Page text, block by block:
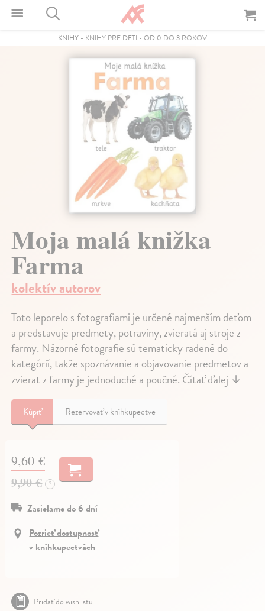
KNIHY - KNIHY PRE DETI - OD 0 DO 3 ROKOV
Moja malá knižka
Farma
kolektív autorov
Toto leporelo s fotografiami je určené najmenším deťom
a predstavuje predmety, potraviny, zvieratá aj stroje z
farmy. Názorné fotografie sú tematicky radené do
kategórií, takže spoznávanie a objavovanie predmetov a
zvierat z farmy je jednoduché a poučné.Čítať ďalej↓
Kúpiť Rezervovať v kníhkupectve
9,60 €
9,90 € ?
Zasielame do 6 dní
Pozrieť dostupnosť
v kníhkupectvách
Pridať do wishlistu